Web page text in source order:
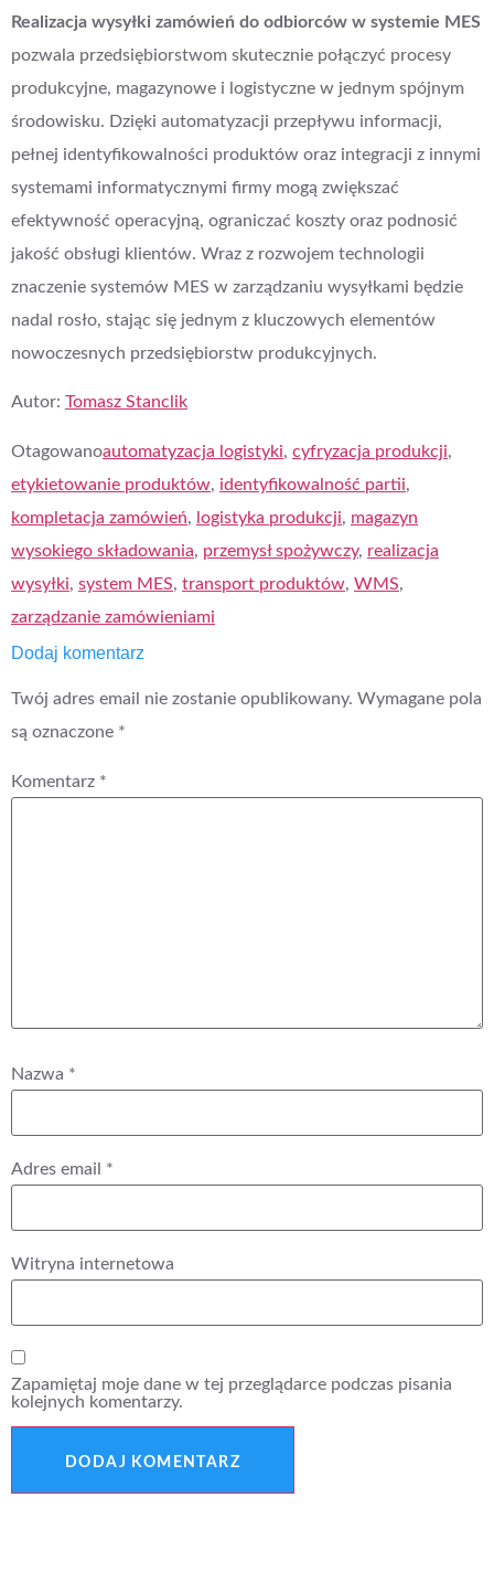
Realizacja wysyłki zamówień do odbiorców w systemie MES
pozwala przedsiębiorstwom skutecznie połączyć procesy
produkcyjne, magazynowe i logistyczne w jednym spójnym
środowisku. Dzięki automatyzacji przepływu informacji,
pełnej identyfikowalności produktów oraz integracji z innymi
systemami informatycznymi firmy mogą zwiększać
efektywność operacyjną, ograniczać koszty oraz podnosić
jakość obsługi klientów. Wraz z rozwojem technologii
znaczenie systemów MES w zarządzaniu wysyłkami będzie
nadal rosło, stając się jednym z kluczowych elementów
nowoczesnych przedsiębiorstw produkcyjnych.
Autor: Tomasz Stanclik
Otagowanoautomatyzacja logistyki, cyfryzacja produkcji,
etykietowanie produktów, identyfikowalność partii,
kompletacja zamówień, logistyka produkcji, magazyn
wysokiego składowania, przemysł spożywczy, realizacja
wysyłki, system MES, transport produktów, WMS,
zarządzanie zamówieniami
Dodaj komentarz
Twój adres email nie zostanie opublikowany. Wymagane pola
są oznaczone *
Komentarz *
Nazwa *
Adres email *
Witryna internetowa
Zapamiętaj moje dane w tej przeglądarce podczas pisania
kolejnych komentarzy.